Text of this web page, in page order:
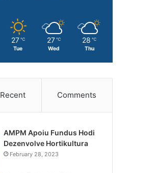
27 ℃
Tue
27 ℃
Wed
28 ℃
Thu
Recent Comments
AMPM Apoiu Fundus Hodi
Dezenvolve Hortikultura
February 28, 2023